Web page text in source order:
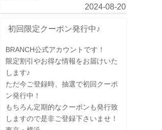
2024-08-20
初回限定クーポン発行中♪
BRANCH公式アカウントです！
限定割引やお得な情報をお届けいた
します♪
ただ今ご登録時、抽選で初回クーポ
ン発行中！
もちろん定期的なクーポンも発行致
しますので是非ご登録下さいませ！